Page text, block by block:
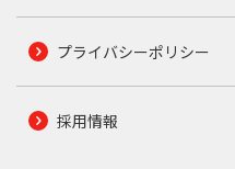
プライバシーポリシー
採用情報